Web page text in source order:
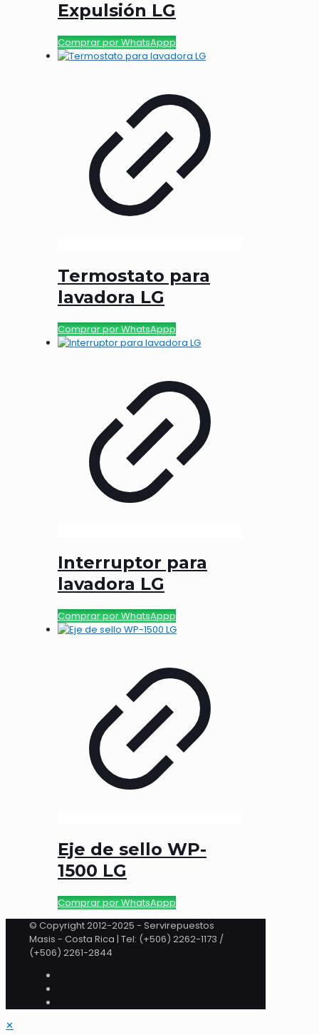
Expulsión LG
Comprar por WhatsAppp
Termostato para
lavadora LG
Comprar por WhatsAppp
Interruptor para
lavadora LG
Comprar por WhatsAppp
Eje de sello WP-
1500 LG
Comprar por WhatsAppp
© Copyright 2012-2025 - Servirepuestos
Masis - Costa Rica | Tel: (+506) 2262-1173 /
(+506) 2261-2844
✕